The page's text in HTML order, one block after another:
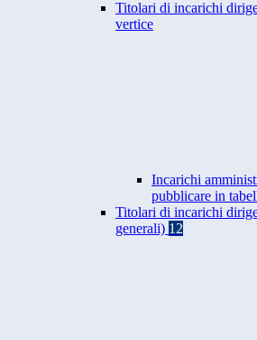
Titolari di incarichi
vertice
Incarichi
pubblicare in
Titolari di incarichi
generali) 12